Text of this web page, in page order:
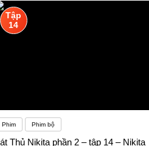
Tập
14
Phim Phim bộ
Thủ Nikita phần 2 – tập 14 – Nikita